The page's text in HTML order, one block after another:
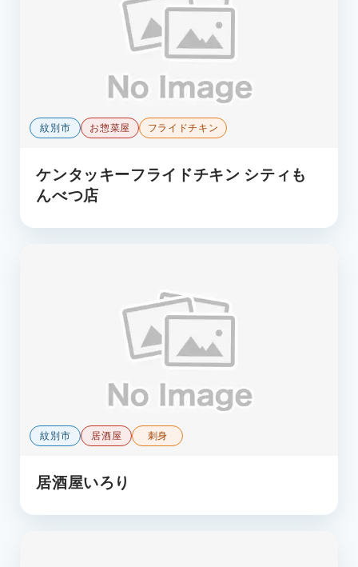
紋別市 お惣菜屋 フライドチキン
ケンタッキーフライドチキン シティも
んべつ店
紋別市 居酒屋 刺身
居酒屋いろり